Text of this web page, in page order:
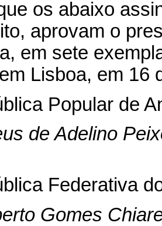
os abaixo
aprovam o
em sete
Lisboa, em 16
Popular de
de Adelino
Federativa
Gomes